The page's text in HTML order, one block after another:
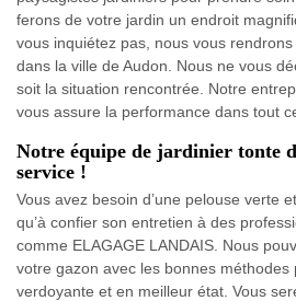
ferons de votre jardin un endroit
vous inquiétez pas, nous vous
dans la ville de Audon. Nous ne vous
soit la situation rencontrée. Notre
vous assure la performance dans tout
Notre équipe de jardinier tonte
service !
Vous avez besoin d’une pelouse verte
qu’à confier son entretien à des
comme ELAGAGE LANDAIS. Nous
votre gazon avec les bonnes méthodes
verdoyante et en meilleur état. Vous